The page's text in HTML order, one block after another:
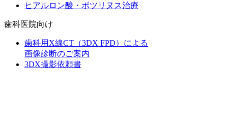
ヒアルロン酸・ボツリヌス治療
歯科医院向け
歯科用X線CT（3DX FPD）による
画像診断のご案内
3DX撮影依頼書